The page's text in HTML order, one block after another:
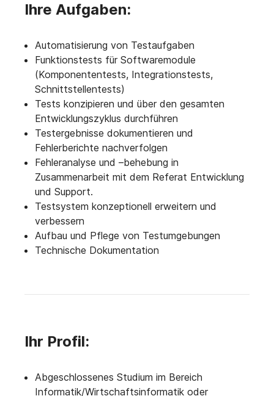
Ihre Aufgaben:
Automatisierung von Testaufgaben
Funktionstests für Softwaremodule
(Komponententests, Integrationstests,
Schnittstellentests)
Tests konzipieren und über den gesamten
Entwicklungszyklus durchführen
Testergebnisse dokumentieren und
Fehlerberichte nachverfolgen
Fehleranalyse und –behebung in
Zusammenarbeit mit dem Referat Entwicklung
und Support.
Testsystem konzeptionell erweitern und
verbessern
Aufbau und Pflege von Testumgebungen
Technische Dokumentation
Ihr Profil:
Abgeschlossenes Studium im Bereich
Informatik/Wirtschaftsinformatik oder